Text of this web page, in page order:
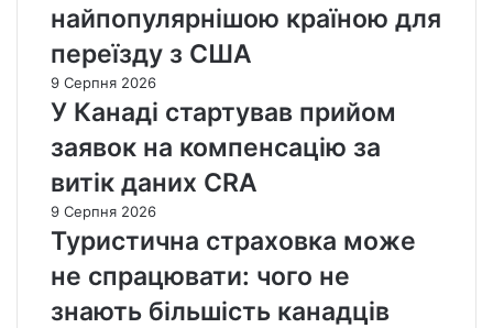
найпопулярнішою країною для
переїзду з США
9 Серпня 2026
У Канаді стартував прийом
заявок на компенсацію за
витік даних CRA
9 Серпня 2026
Туристична страховка може
не спрацювати: чого не
знають більшість канадців